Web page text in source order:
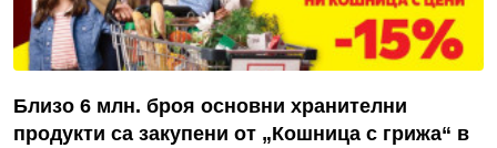
Близо 6 млн. броя основни хранителни
продукти са закупени от „Кошница с грижа“ в